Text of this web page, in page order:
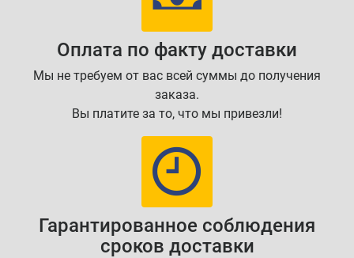
Оплата по факту доставки
Мы не требуем от вас всей суммы до получения
заказа.
Вы платите за то, что мы привезли!
Гарантированное соблюдения
сроков доставки